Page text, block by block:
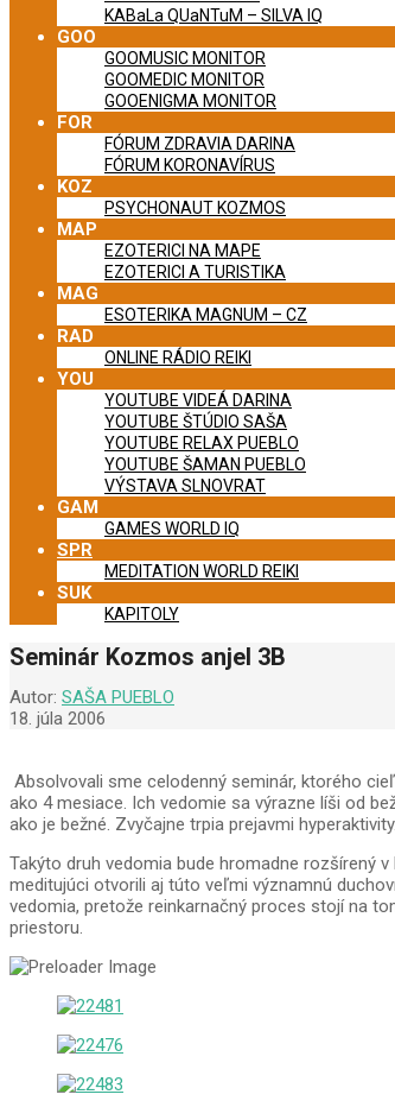
KABaLa QUaNTuM – SILVA IQ
GOO
GOOMUSIC MONITOR
GOOMEDIC MONITOR
GOOENIGMA MONITOR
FOR
FÓRUM ZDRAVIA DARINA
FÓRUM KORONAVÍRUS
KOZ
PSYCHONAUT KOZMOS
MAP
EZOTERICI NA MAPE
EZOTERICI A TURISTIKA
MAG
ESOTERIKA MAGNUM – CZ
RAD
ONLINE RÁDIO REIKI
YOU
YOUTUBE VIDEÁ DARINA
YOUTUBE ŠTÚDIO SAŠA
YOUTUBE RELAX PUEBLO
YOUTUBE ŠAMAN PUEBLO
VÝSTAVA SLNOVRAT
GAM
GAMES WORLD IQ
SPR
MEDITATION WORLD REIKI
SUK
KAPITOLY
Seminár Kozmos anjel 3B
Autor: SAŠA PUEBLO
18. júla 2006
Absolvovali sme celodenný seminár, ktorého
ako 4 mesiace. Ich vedomie sa výrazne líši od
ako je bežné. Zvyčajne trpia prejavmi
Takýto druh vedomia bude hromadne rozšírený
meditujúci otvorili aj túto veľmi významnú
vedomia, pretože reinkarnačný proces stojí na
priestoru.